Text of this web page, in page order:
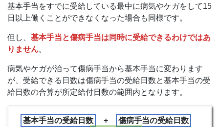
基本手当をすでに受給している最中に病気やケガをして15
日以上働くことができなくなった場合も同様です。
但し、 基本手当と傷病手当は同時に受給できるわけではあ
りません。
病気やケガが治って傷病手当から基本手当に変わります
が、受給できる日数は傷病手当の受給日数と基本手当の受
給日数の合算が所定給付日数の範囲内となります。
基本手当の受給日数 +
傷病手当の受給日数